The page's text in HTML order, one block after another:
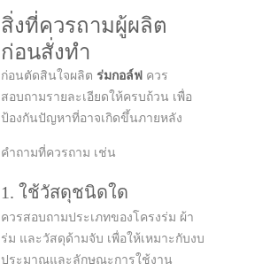
สิ่งที่ควรถามผู้ผลิต
ก่อนสั่งทำ
ก่อนตัดสินใจผลิต ร่มกอล์ฟ ควร
สอบถามรายละเอียดให้ครบถ้วน เพื่อ
ป้องกันปัญหาที่อาจเกิดขึ้นภายหลัง
คำถามที่ควรถาม เช่น
1. ใช้วัสดุชนิดใด
ควรสอบถามประเภทของโครงร่ม ผ้า
ร่ม และวัสดุด้ามจับ เพื่อให้เหมาะกับงบ
ประมาณและลักษณะการใช้งาน